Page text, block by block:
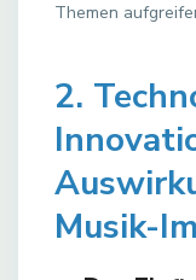
Themen
2.
Musik-